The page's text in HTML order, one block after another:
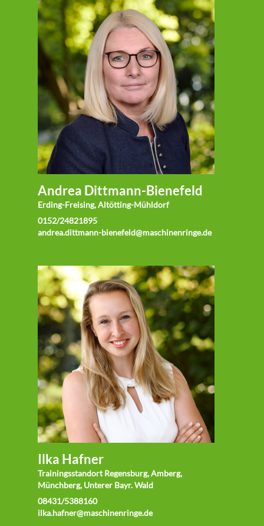
Andrea Dittmann-Bienefeld
Erding-Freising, Altötting-Mühldorf
0152/24821895
andrea.dittmann-bienefeld@maschinenringe.de
Ilka Hafner
Trainingsstandort Regensburg, Amberg,
Münchberg, Unterer Bayr. Wald
08431/5388160
ilka.hafner@maschinenringe.de